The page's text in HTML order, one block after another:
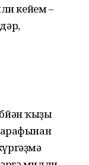
кейем –
ҡыҙы